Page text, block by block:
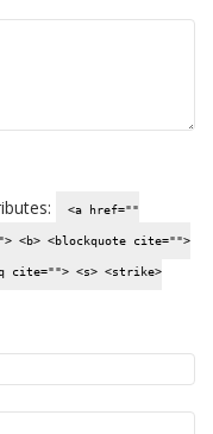
<a href=""
<b> <blockquote cite="">
cite=""> <s> <strike>